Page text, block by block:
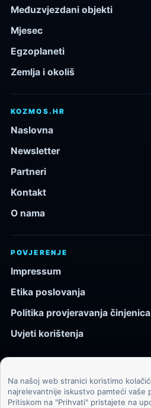
Međuzvjezdani objekti
Mjesec
Egzoplaneti
Zemlja i okoliš
KOZMOS.HR
Naslovna
Newsletter
Partneri
Kontakt
O nama
POVJERENJE
Impressum
Etika poslovanja
Politika provjeravanja činjenica
Uvjeti korištenja
© 2026 Kozmos.hr. Sva
Na našoj web stranici koristimo
najrelevantnije iskustvo pamteći vaše
Pritiskom na "Prihvati" pristajete na